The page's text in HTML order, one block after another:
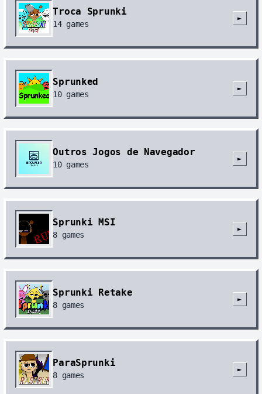
Troca Sprunki
14games
►
Sprunked
10games
►
Outros Jogos de Navegador
10games
►
Sprunki MSI
8 games
►
Sprunki Retake
8 games
►
ParaSprunki
8 games
►